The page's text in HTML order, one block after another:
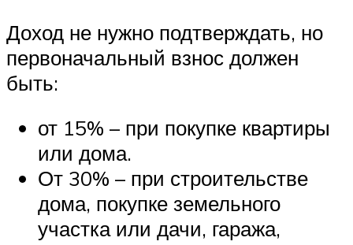
Доход не нужно подтверждать, но
первоначальный взнос должен
быть:
от 15% – при покупке квартиры
или дома.
От 30% – при строительстве
дома, покупке земельного
участка или дачи, гаража,